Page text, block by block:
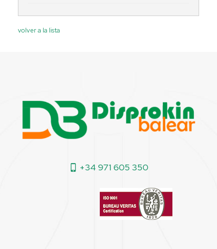
volver a la lista
+34 971 605 350